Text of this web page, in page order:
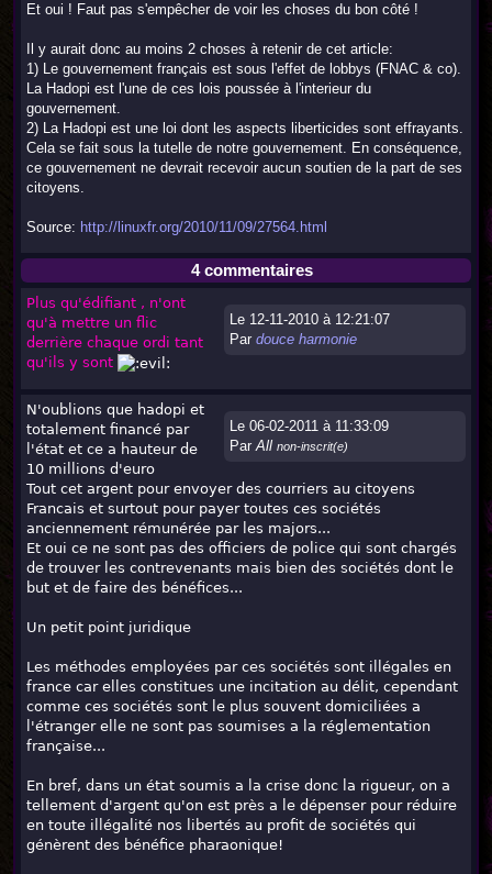
Et oui ! Faut pas s'empêcher de voir les choses du bon côté !
Il y aurait donc au moins 2 choses à retenir de cet article:
1) Le gouvernement français est sous l'effet de lobbys (FNAC & co).
La Hadopi est l'une de ces lois poussée à l'interieur du
gouvernement.
2) La Hadopi est une loi dont les aspects liberticides sont effrayants.
Cela se fait sous la tutelle de notre gouvernement. En conséquence,
ce gouvernement ne devrait recevoir aucun soutien de la part de ses
citoyens.
Source: http://linuxfr.org/2010/11/09/27564.html
4 commentaires
Le 12-11-2010 à 12:21:07
Par douce harmonie
Plus qu'édifiant , n'ont
qu'à mettre un flic
derrière chaque ordi tant
qu'ils y sont
Le 06-02-2011 à 11:33:09
Par All non-inscrit(e)
N'oublions que hadopi et
totalement financé par
l'état et ce a hauteur de
10 millions d'euro
Tout cet argent pour envoyer des courriers au citoyens
Francais et surtout pour payer toutes ces sociétés
anciennement rémunérée par les majors...
Et oui ce ne sont pas des officiers de police qui sont chargés
de trouver les contrevenants mais bien des sociétés dont le
but et de faire des bénéfices...
Un petit point juridique
Les méthodes employées par ces sociétés sont illégales en
france car elles constitues une incitation au délit, cependant
comme ces sociétés sont le plus souvent domiciliées a
l'étranger elle ne sont pas soumises a la réglementation
française...
En bref, dans un état soumis a la crise donc la rigueur, on a
tellement d'argent qu'on est près a le dépenser pour réduire
en toute illégalité nos libertés au profit de sociétés qui
génèrent des bénéfice pharaonique!